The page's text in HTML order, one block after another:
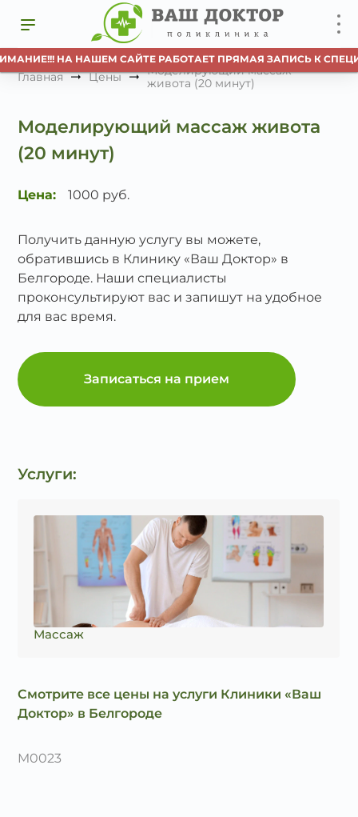
НА НАШЕМ САЙТЕ РАБОТАЕТ ПРЯМАЯ ЗАПИСЬ К
Главная Цены
Моделирующий массаж
живота (20 минут)
Моделирующий массаж живота
(20 минут)
Цена: 1000 руб.
Получить данную услугу вы можете,
обратившись в Клинику «Ваш Доктор» в
Белгороде. Наши специалисты
проконсультируют вас и запишут на удобное
для вас время.
Записаться на прием
Услуги:
Массаж
Смотрите все цены на услуги Клиники «Ваш
Доктор» в Белгороде
M0023